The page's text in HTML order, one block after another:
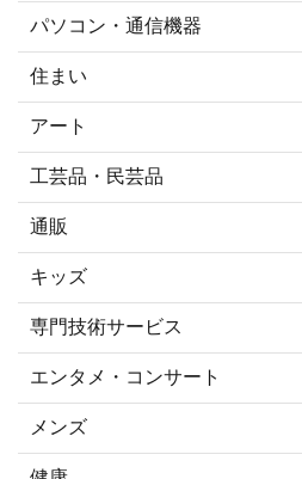
パソコン・通信機器
住まい
アート
工芸品・民芸品
通販
キッズ
専門技術サービス
エンタメ・コンサート
メンズ